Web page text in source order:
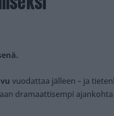
vuodattaa jälleen – ja
dramaattisempi